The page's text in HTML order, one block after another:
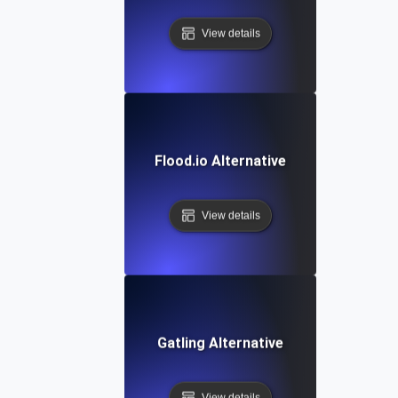
View details
Flood.io Alternative
View details
Gatling Alternative